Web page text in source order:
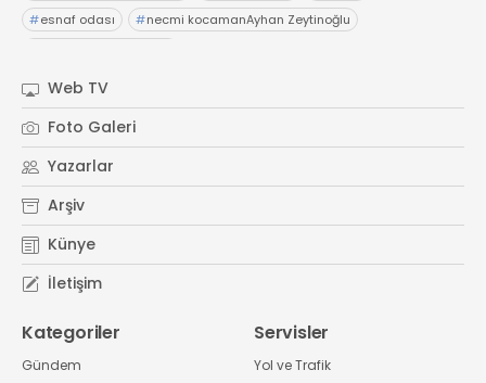
#esnaf odası #necmi kocamanAyhan Zeytinoğlu
Web TV
Foto Galeri
Yazarlar
Arşiv
Künye
İletişim
Kategoriler
Gündem
Servisler
Yol ve Trafik